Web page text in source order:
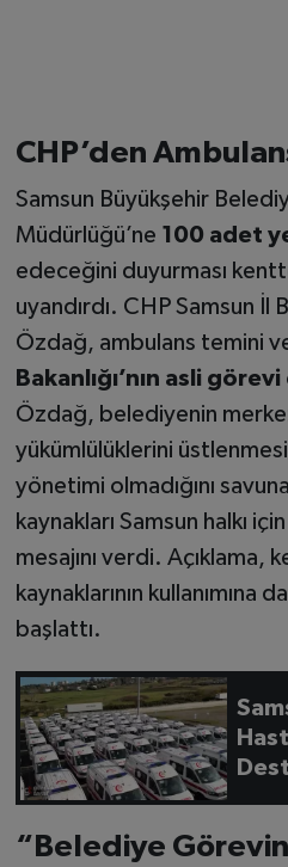
CHP’den
Samsun Büyükşehir
Müdürlüğü’ne 100 adet
edeceğini duyurması
uyandırdı. CHP Samsun İl
Özdağ, ambulans temini
Bakanlığı’nın asli görevi
Özdağ, belediyenin
yükümlülüklerini
yönetimi olmadığını
kaynakları Samsun halkı için
mesajını verdi. Açıklama,
kaynaklarının kullanımına
başlattı.
“Belediye